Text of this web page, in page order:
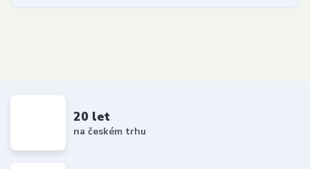
20 let
na českém trhu